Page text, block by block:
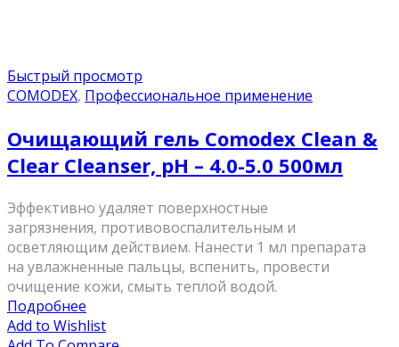
Быстрый просмотр
COMODEX, Профессиональное применение
Очищающий гель Comodex Clean &
Clear Cleanser, pH – 4.0-5.0 500мл
Эффективно удаляет поверхностные
загрязнения, противовоспалительным и
осветляющим действием. Нанести 1 мл препарата
на увлажненные пальцы, вспенить, провести
очищение кожи, смыть теплой водой.
Подробнее
Add to Wishlist